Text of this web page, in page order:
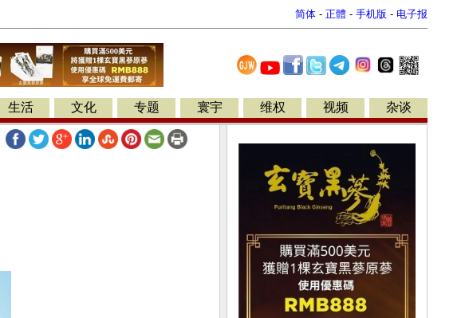
简体 - 正體 - 手机版 - 电子报
生活 文化 专题 寰宇 维权 视频 杂谈